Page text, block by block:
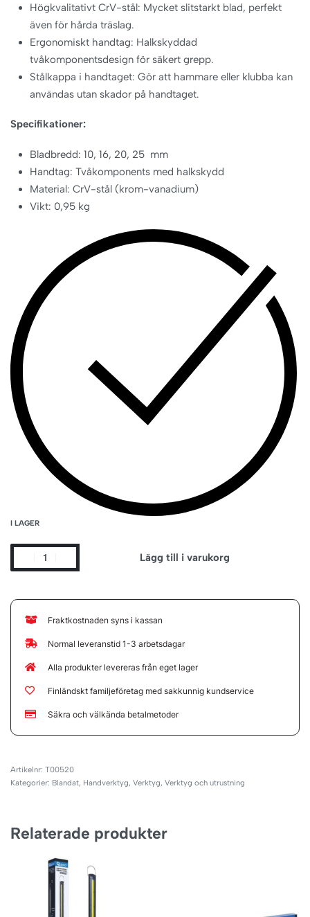
Högkvalitativt CrV-stål: Mycket slitstarkt blad, perfekt
även för hårda träslag.
Ergonomiskt handtag: Halkskyddad
tvåkomponentsdesign för säkert grepp.
Stålkappa i handtaget: Gör att hammare eller klubba kan
användas utan skador på handtaget.
Specifikationer:
Bladbredd: 10, 16, 20, 25 mm
Handtag: Tvåkomponents med halkskydd
Material: CrV-stål (krom-vanadium)
Vikt: 0,95 kg
I LAGER
Lägg till i varukorg
Fraktkostnaden syns i kassan
Normal leveranstid 1-3 arbetsdagar
Alla produkter levereras från eget lager
Finländskt familjeföretag med sakkunnig kundservice
Säkra och välkända betalmetoder
T00520
Kategorier: Blandat, Handverktyg, Verktyg, Verktyg och utrustning
Relaterade produkter